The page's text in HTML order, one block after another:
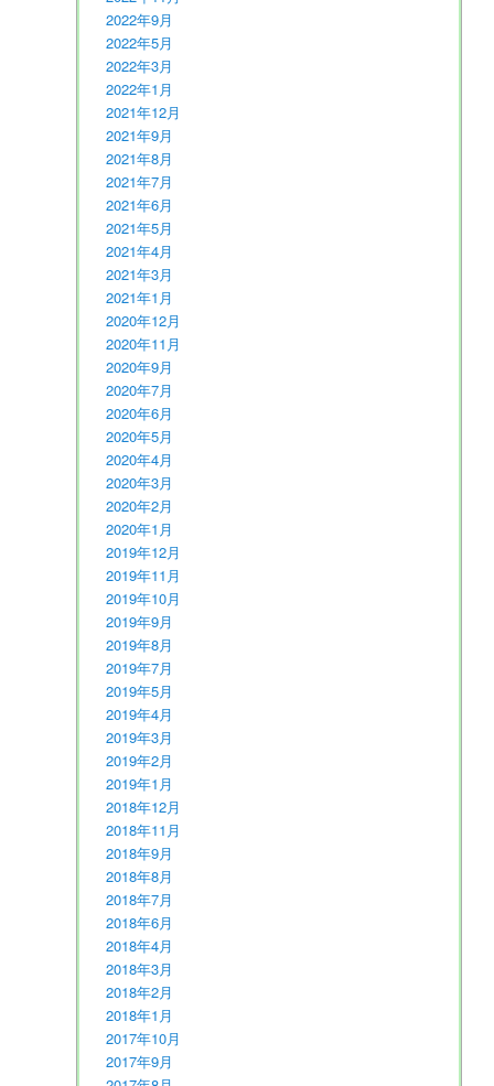
2022年9月
2022年5月
2022年3月
2022年1月
2021年12月
2021年9月
2021年8月
2021年7月
2021年6月
2021年5月
2021年4月
2021年3月
2021年1月
2020年12月
2020年11月
2020年9月
2020年7月
2020年6月
2020年5月
2020年4月
2020年3月
2020年2月
2020年1月
2019年12月
2019年11月
2019年10月
2019年9月
2019年8月
2019年7月
2019年5月
2019年4月
2019年3月
2019年2月
2019年1月
2018年12月
2018年11月
2018年9月
2018年8月
2018年7月
2018年6月
2018年4月
2018年3月
2018年2月
2018年1月
2017年10月
2017年9月